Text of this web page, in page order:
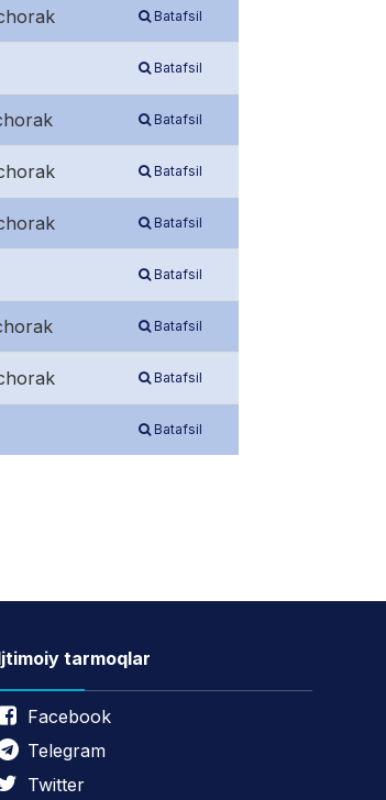
Batafsil
Batafsil
Batafsil
Batafsil
Batafsil
Batafsil
Batafsil
Batafsil
Batafsil
tarmoqlar
Facebook
Telegram
Twitter